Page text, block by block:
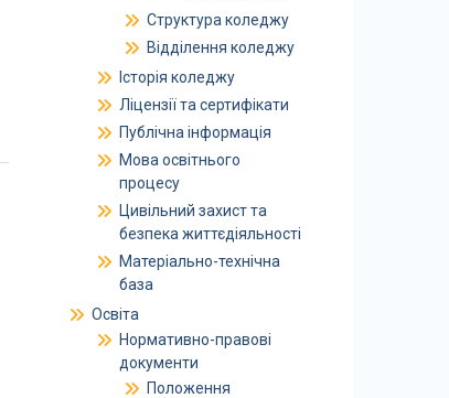
Структура коледжу
Відділення коледжу
Історія коледжу
Ліцензії та сертифікати
Публічна інформація
Мова освітнього
процесу
Цивільний захист та
безпека життєдіяльності
Матеріально-технічна
база
Освіта
Нормативно-правові
документи
Положення